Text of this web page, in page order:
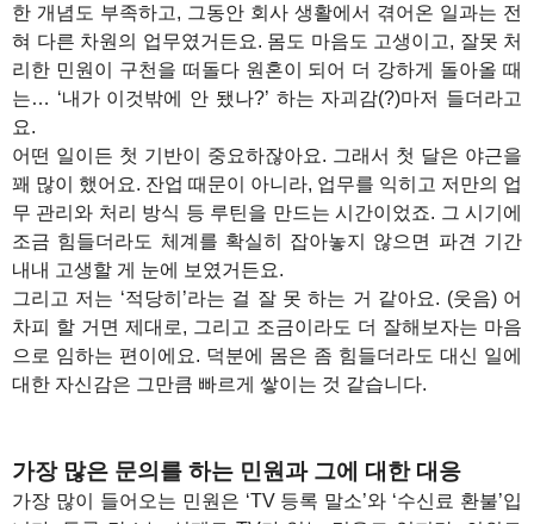
한 개념도 부족하고, 그동안 회사 생활에서 겪어온 일과는 전
혀 다른 차원의 업무였거든요. 몸도 마음도 고생이고, 잘못 처
리한 민원이 구천을 떠돌다 원혼이 되어 더 강하게 돌아올 때
는… ‘내가 이것밖에 안 됐나?’ 하는 자괴감(?)마저 들더라고
요.
어떤 일이든 첫 기반이 중요하잖아요. 그래서 첫 달은 야근을
꽤 많이 했어요. 잔업 때문이 아니라, 업무를 익히고 저만의 업
무 관리와 처리 방식 등 루틴을 만드는 시간이었죠. 그 시기에
조금 힘들더라도 체계를 확실히 잡아놓지 않으면 파견 기간
내내 고생할 게 눈에 보였거든요.
그리고 저는 ‘적당히’라는 걸 잘 못 하는 거 같아요. (웃음) 어
차피 할 거면 제대로, 그리고 조금이라도 더 잘해보자는 마음
으로 임하는 편이에요. 덕분에 몸은 좀 힘들더라도 대신 일에
대한 자신감은 그만큼 빠르게 쌓이는 것 같습니다.
가장 많은 문의를 하는 민원과 그에 대한 대응
가장 많이 들어오는 민원은 ‘TV 등록 말소’와 ‘수신료 환불’입